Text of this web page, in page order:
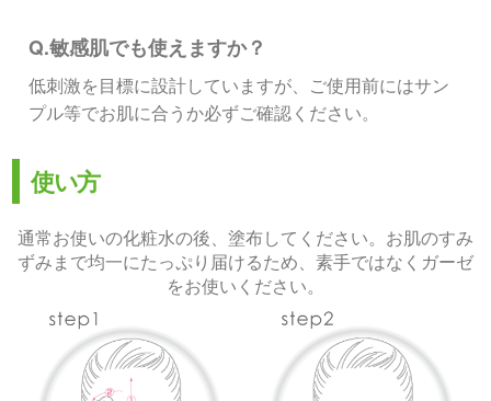
Q.敏感肌でも使えますか？
低刺激を目標に設計していますが、ご使用前にはサン
プル等でお肌に合うか必ずご確認ください。
使い方
通常お使いの化粧水の後、塗布してください。お肌のすみ
ずみまで均一にたっぷり届けるため、素手ではなくガーゼ
をお使いください。